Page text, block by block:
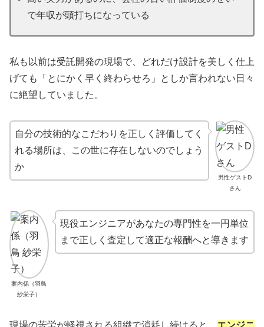
で年収が頭打ちになっている
私も以前は受託開発の現場で、どれだけ設計を美しく仕上
げても「とにかく早く終わらせろ」としか言われない日々
に絶望していました。
男性ゲストD
さん
自分の技術的なこだわりを正しく評価してく
れる場所は、この世に存在しないのでしょう
か
案内係（羽鳥
紗栄子）
現役エンジニアがあなたの専門性を一円単位
まで正しく査定して適正な報酬へと導きます